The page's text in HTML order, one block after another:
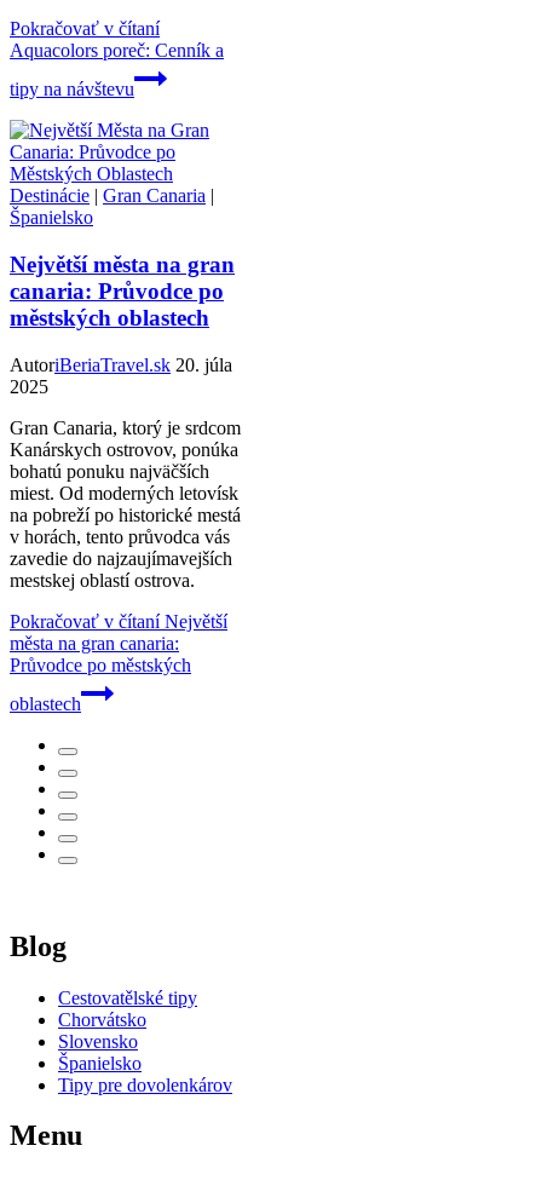
Pokračovať v čítaní
Aquacolors poreč: Cenník a
tipy na návštevu
Destinácie | Gran Canaria |
Španielsko
Největší města na gran
canaria: Průvodce po
městských oblastech
AutoriBeriaTravel.sk 20. júla
2025
Gran Canaria, ktorý je srdcom
Kanárskych ostrovov, ponúka
bohatú ponuku najväčších
miest. Od moderných letovísk
na pobreží po historické mestá
v horách, tento průvodca vás
zavedie do najzaujímavejších
mestskej oblastí ostrova.
Pokračovať v čítaníNejvětší
města na gran canaria:
Průvodce po městských
oblastech
Blog
Cestovatělské tipy
Chorvátsko
Slovensko
Španielsko
Tipy pre dovolenkárov
Menu